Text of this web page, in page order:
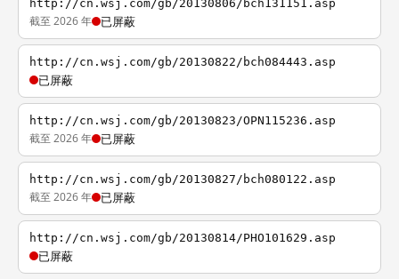
http://cn.wsj.com/gb/20130806/bch131151.asp
截至 2026 年 已屏蔽
http://cn.wsj.com/gb/20130822/bch084443.asp
已屏蔽
http://cn.wsj.com/gb/20130823/OPN115236.asp
截至 2026 年 已屏蔽
http://cn.wsj.com/gb/20130827/bch080122.asp
截至 2026 年 已屏蔽
http://cn.wsj.com/gb/20130814/PHO101629.asp
已屏蔽